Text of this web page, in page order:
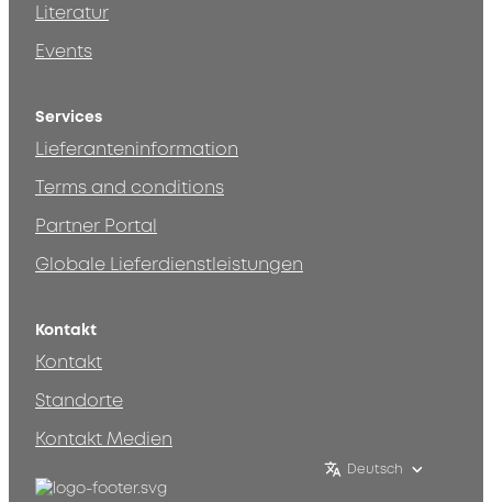
Literatur
Events
Services
Lieferanteninformation
Terms and conditions
Partner Portal
Globale Lieferdienstleistungen
Kontakt
Kontakt
Standorte
Kontakt Medien
Deutsch